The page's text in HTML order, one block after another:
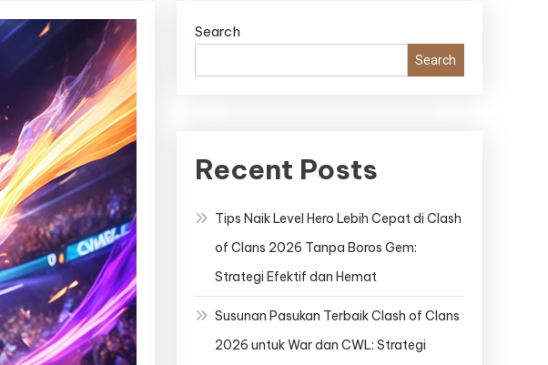
Search
Search
Recent Posts
Tips Naik Level Hero Lebih Cepat di Clash
of Clans 2026 Tanpa Boros Gem:
Strategi Efektif dan Hemat
Susunan Pasukan Terbaik Clash of Clans
2026 untuk War dan CWL: Strategi